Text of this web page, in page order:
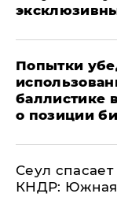
Попытки
баллистике
о позиции
​Сеул
КНДР: Южная